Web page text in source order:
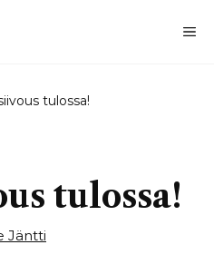
tulossa!
tulossa!
Jäntti